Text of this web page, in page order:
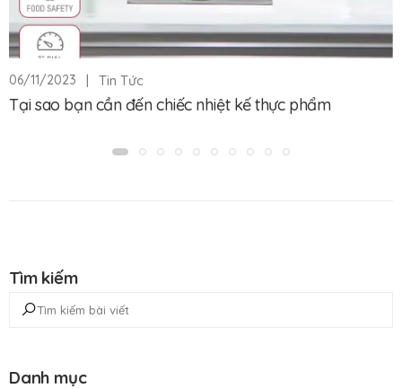
06/11/2023 | Tin Tức
Tại sao bạn cần đến chiếc nhiệt kế thực phẩm
Tìm kiếm
Danh mục